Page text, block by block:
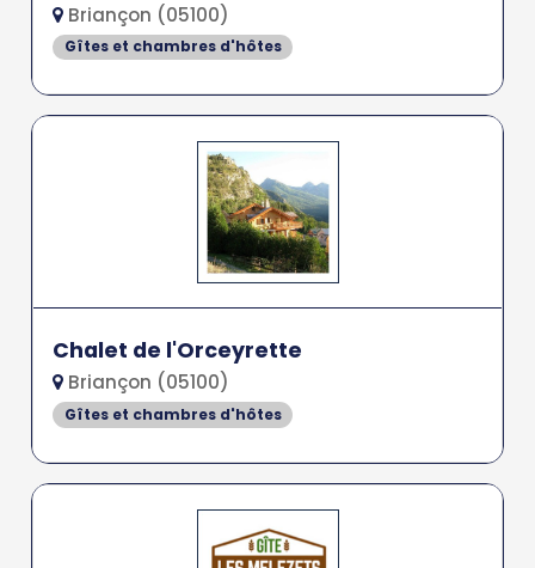
Briançon (05100)
Gîtes et chambres d'hôtes
Chalet de l'Orceyrette
Briançon (05100)
Gîtes et chambres d'hôtes